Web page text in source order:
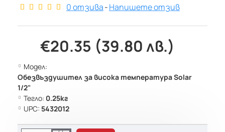
0 отзива-Напишете отзив
€20.35 (39.80 лв.)
Модел:
Обезвъздушител за висока температура Solar
1/2"
Тегло: 0.25кг
UPC: 5432012